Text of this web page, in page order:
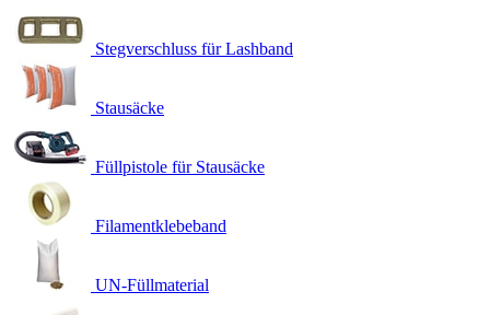
Stegverschluss für Lashband
Stausäcke
Füllpistole für Stausäcke
Filamentklebeband
UN-Füllmaterial